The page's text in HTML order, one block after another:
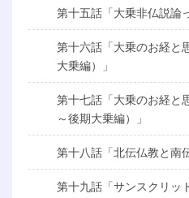
第十五話「大乗非仏説論
第十六話「大乗のお経と
大乗編）」
第十七話「大乗のお経と
～後期大乗編）」
第十八話「北伝仏教と南
第十九話「サンスクリッ